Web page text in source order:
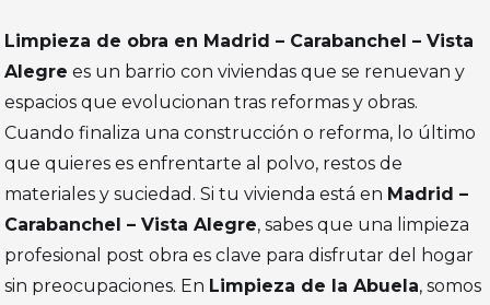
Limpieza de obra en Madrid – Carabanchel – Vista
Alegre es un barrio con viviendas que se renuevan y
espacios que evolucionan tras reformas y obras.
Cuando finaliza una construcción o reforma, lo último
que quieres es enfrentarte al polvo, restos de
materiales y suciedad. Si tu vivienda está en Madrid –
Carabanchel – Vista Alegre, sabes que una limpieza
profesional post obra es clave para disfrutar del hogar
sin preocupaciones. En Limpieza de la Abuela, somos